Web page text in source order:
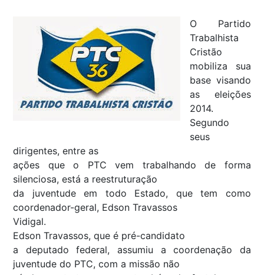
O Partido
Trabalhista
Cristão
mobiliza sua
base visando
as eleições
2014.
Segundo
seus
dirigentes, entre as
ações que o PTC vem trabalhando de forma
silenciosa, está a reestruturação
da juventude em todo Estado, que tem como
coordenador-geral, Edson Travassos
Vidigal.
Edson Travassos, que é pré-candidato
a deputado federal, assumiu a coordenação da
juventude do PTC, com a missão não